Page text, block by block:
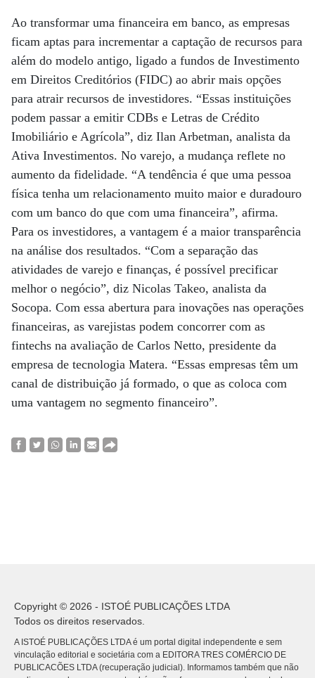
Ao transformar uma financeira em banco, as empresas
ficam aptas para incrementar a captação de recursos para
além do modelo antigo, ligado a fundos de Investimento
em Direitos Creditórios (FIDC) ao abrir mais opções
para atrair recursos de investidores. “Essas instituições
podem passar a emitir CDBs e Letras de Crédito
Imobiliário e Agrícola”, diz Ilan Arbetman, analista da
Ativa Investimentos. No varejo, a mudança reflete no
aumento da fidelidade. “A tendência é que uma pessoa
física tenha um relacionamento muito maior e duradouro
com um banco do que com uma financeira”, afirma.
Para os investidores, a vantagem é a maior transparência
na análise dos resultados. “Com a separação das
atividades de varejo e finanças, é possível precificar
melhor o negócio”, diz Nicolas Takeo, analista da
Socopa. Com essa abertura para inovações nas operações
financeiras, as varejistas podem concorrer com as
fintechs na avaliação de Carlos Netto, presidente da
empresa de tecnologia Matera. “Essas empresas têm um
canal de distribuição já formado, o que as coloca com
uma vantagem no segmento financeiro”.
Copyright © 2026 - ISTOÉ PUBLICAÇÕES LTDA
Todos os direitos reservados.
A ISTOÉ PUBLICAÇÕES LTDA é um portal digital independente e sem
vinculação editorial e societária com a EDITORA TRES COMÉRCIO DE
PUBLICACÕES LTDA (recuperação judicial). Informamos também que não